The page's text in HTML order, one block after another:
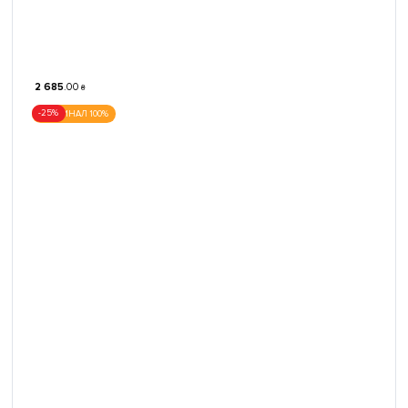
2 685.00 ₴
ОРИГИНАЛ 100%
-25%